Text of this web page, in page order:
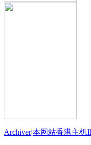
Archiver|本网站香港主机